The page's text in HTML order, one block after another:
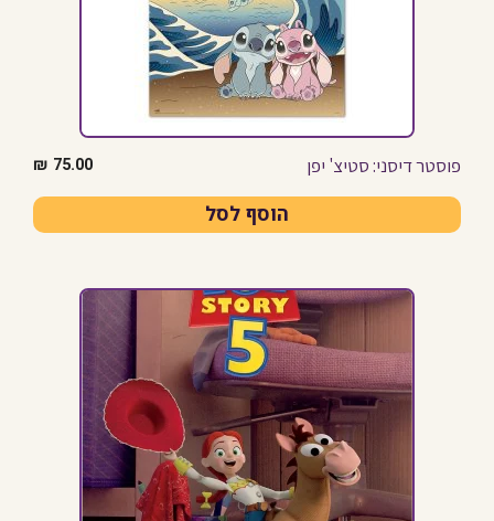
פוסטר דיסני: סטיצ' יפן 75.00
₪
הוסף לסל